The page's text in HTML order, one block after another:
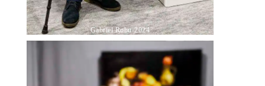
Gabriel Robu-2024